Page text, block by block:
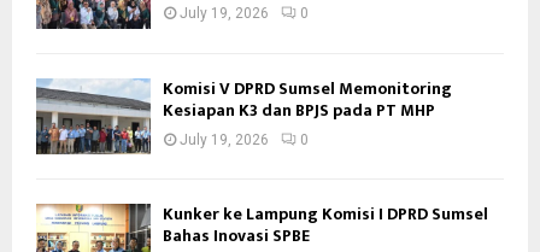
July 19, 2026 0
Komisi V DPRD Sumsel Memonitoring
Kesiapan K3 dan BPJS pada PT MHP
July 19, 2026 0
Kunker ke Lampung Komisi I DPRD Sumsel
Bahas Inovasi SPBE